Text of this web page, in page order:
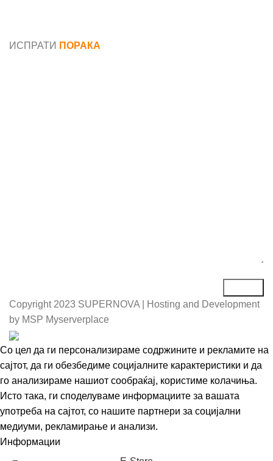
ИСПРАТИ ПОРАКА
Copyright 2023 SUPERNOVA | Hosting and Development
by MSP Myserverplace
Со цел да ги персонализираме содржините и рекламите на
сајтот, да ги обезбедиме социјалните карактеристики и да
го анализираме нашиот сообраќај, користиме колачиња.
Исто така, ги споделуваме информациите за вашата
употреба на сајтот, со нашите партнери за социјални
медиуми, рекламирање и анализи.
Информации